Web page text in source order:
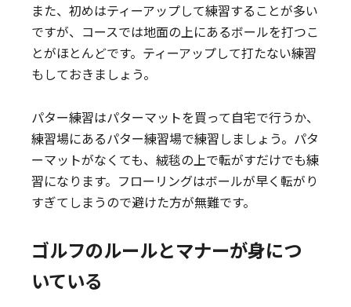
また、初めはティーアップして練習することが多い
ですが、コースでは地面の上にあるボールを打つこ
とがほとんどです。ティーアップして打たない練習
もしておきましょう。
パター練習はパターマットを買って自宅で行うか、
練習場にあるパター練習場で練習しましょう。パタ
ーマットがなくても、絨毯の上で転がすだけでも練
習になります。フローリングはボールが早く転がり
すぎてしまうので避けた方が無難です。
ゴルフのルールとマナーが身につ
いている